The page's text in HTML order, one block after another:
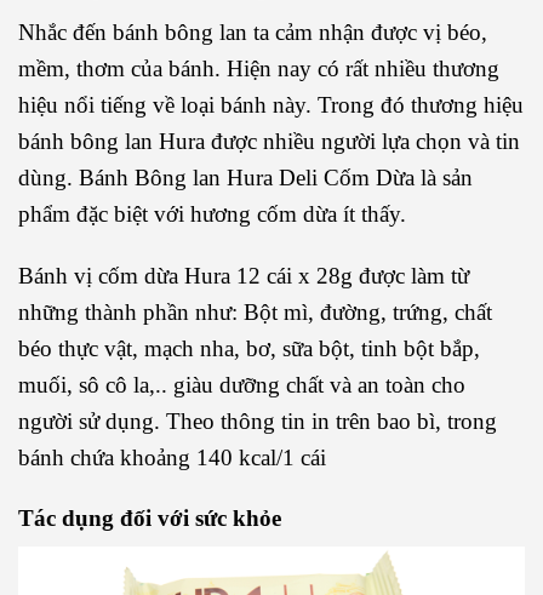
Nhắc đến bánh bông lan ta cảm nhận được vị béo,
mềm, thơm của bánh. Hiện nay có rất nhiều thương
hiệu nổi tiếng về loại bánh này. Trong đó thương hiệu
bánh bông lan Hura được nhiều người lựa chọn và tin
dùng. Bánh Bông lan Hura Deli Cốm Dừa là sản
phẩm đặc biệt với hương cốm dừa ít thấy.
Bánh vị cốm dừa Hura 12 cái x 28g được làm từ
những thành phần như: Bột mì, đường, trứng, chất
béo thực vật, mạch nha, bơ, sữa bột, tinh bột bắp,
muối, sô cô la,.. giàu dưỡng chất và an toàn cho
người sử dụng. Theo thông tin in trên bao bì, trong
bánh chứa khoảng 140 kcal/1 cái
Tác dụng đối với sức khỏe